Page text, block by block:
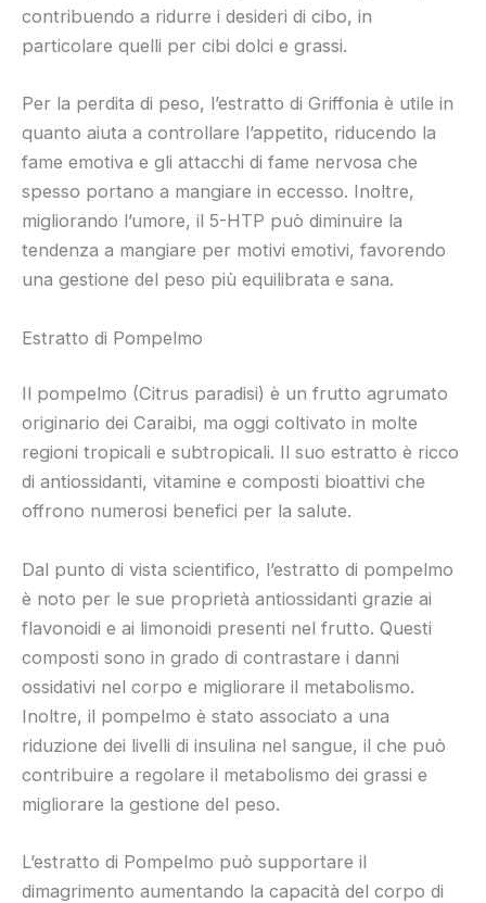
contribuendo a ridurre i desideri di cibo, in
particolare quelli per cibi dolci e grassi.
Per la perdita di peso, l’estratto di Griffonia è utile in
quanto aiuta a controllare l’appetito, riducendo la
fame emotiva e gli attacchi di fame nervosa che
spesso portano a mangiare in eccesso. Inoltre,
migliorando l’umore, il 5-HTP può diminuire la
tendenza a mangiare per motivi emotivi, favorendo
una gestione del peso più equilibrata e sana.
Estratto di Pompelmo
Il pompelmo (Citrus paradisi) è un frutto agrumato
originario dei Caraibi, ma oggi coltivato in molte
regioni tropicali e subtropicali. Il suo estratto è ricco
di antiossidanti, vitamine e composti bioattivi che
offrono numerosi benefici per la salute.
Dal punto di vista scientifico, l’estratto di pompelmo
è noto per le sue proprietà antiossidanti grazie ai
flavonoidi e ai limonoidi presenti nel frutto. Questi
composti sono in grado di contrastare i danni
ossidativi nel corpo e migliorare il metabolismo.
Inoltre, il pompelmo è stato associato a una
riduzione dei livelli di insulina nel sangue, il che può
contribuire a regolare il metabolismo dei grassi e
migliorare la gestione del peso.
L’estratto di Pompelmo può supportare il
dimagrimento aumentando la capacità del corpo di